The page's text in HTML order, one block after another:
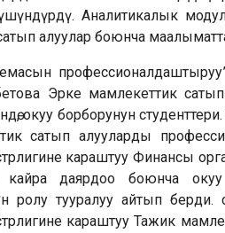
Аналитикалык
алуулар боюнча
Эрке мамлекеттик
окуу борборунун
сатып алууларды
караштуу Финансы
даярдоо боюнча
ролу тууралуу айтып
караштуу Тажик